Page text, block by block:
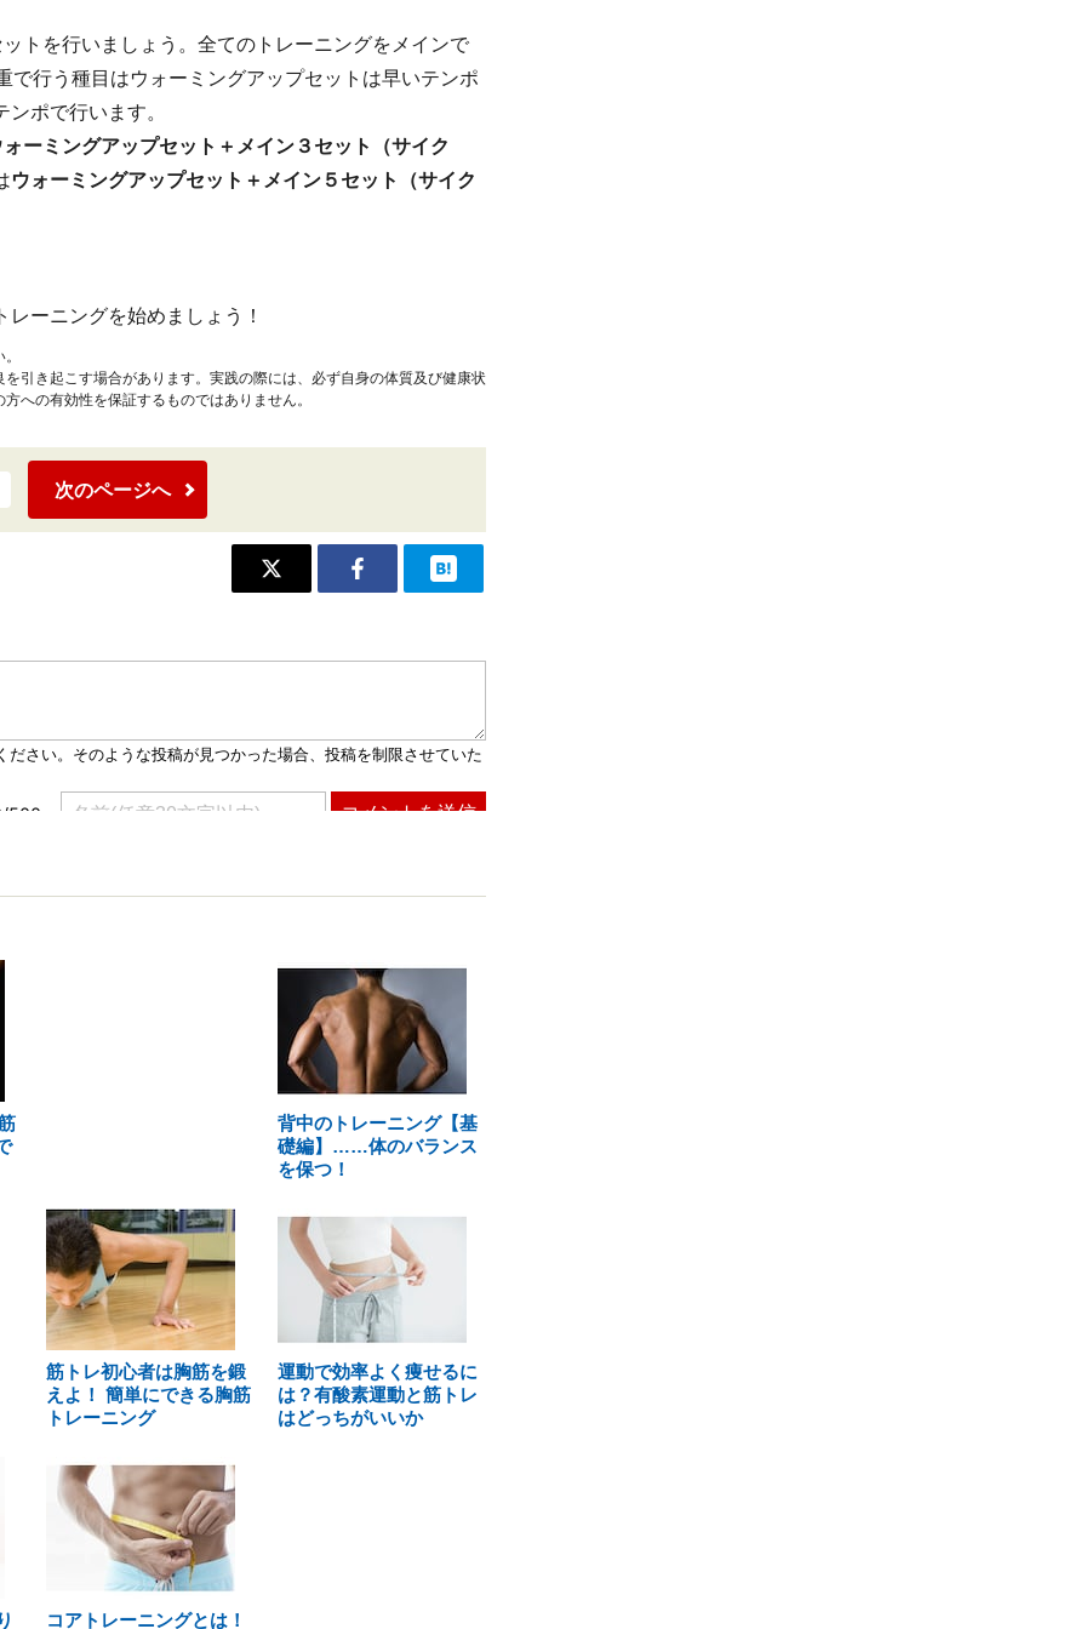
トを行いましょう。全てのトレーニングをメインで
行う種目はウォーミングアップセットは早いテンポ
ポで行います。
ォーミングアップセット＋メイン３セット（サイク
ウォーミングアップセット＋メイン５セット（サイク
レーニングを始めましょう！
引き起こす場合があります。実践の際には、必ず自身の体質及び健康状
への有効性を保証するものではありません。
次のページへ
背中のトレーニング【基
礎編】……体のバランス
を保つ！
筋トレ初心者は胸筋を鍛
えよ！ 簡単にできる胸筋
トレーニング
運動で効率よく痩せるに
は？有酸素運動と筋トレ
はどっちがいいか
コアトレーニングとは！